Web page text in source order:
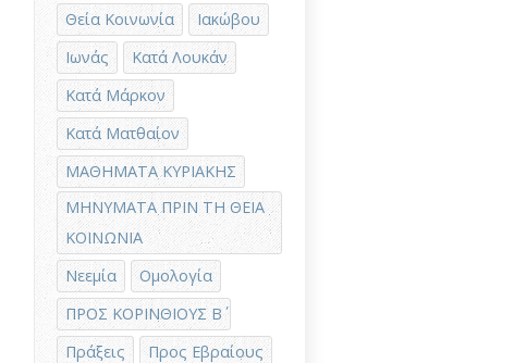
Θεία Κοινωνία
Ιακώβου
Ιωνάς
Κατά Λουκάν
Κατά Μάρκον
Κατά Ματθαίον
ΜΑΘΗΜΑΤΑ ΚΥΡΙΑΚΗΣ
ΜΗΝΥΜΑΤΑ ΠΡΙΝ ΤΗ ΘΕΙΑ
ΚΟΙΝΩΝΙΑ
Νεεμία
Ομολογία
ΠΡΟΣ ΚΟΡΙΝΘΙΟΥΣ Β΄
Πράξεις
Προς Εβραίους